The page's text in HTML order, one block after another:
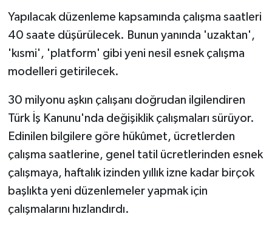
Yapılacak düzenleme kapsamında çalışma saatleri
40 saate düşürülecek. Bunun yanında 'uzaktan',
'kısmi', 'platform' gibi yeni nesil esnek çalışma
modelleri getirilecek.
30 milyonu aşkın çalışanı doğrudan ilgilendiren
Türk İş Kanunu'nda değişiklik çalışmaları sürüyor.
Edinilen bilgilere göre hükûmet, ücretlerden
çalışma saatlerine, genel tatil ücretlerinden esnek
çalışmaya, haftalık izinden yıllık izne kadar birçok
başlıkta yeni düzenlemeler yapmak için
çalışmalarını hızlandırdı.